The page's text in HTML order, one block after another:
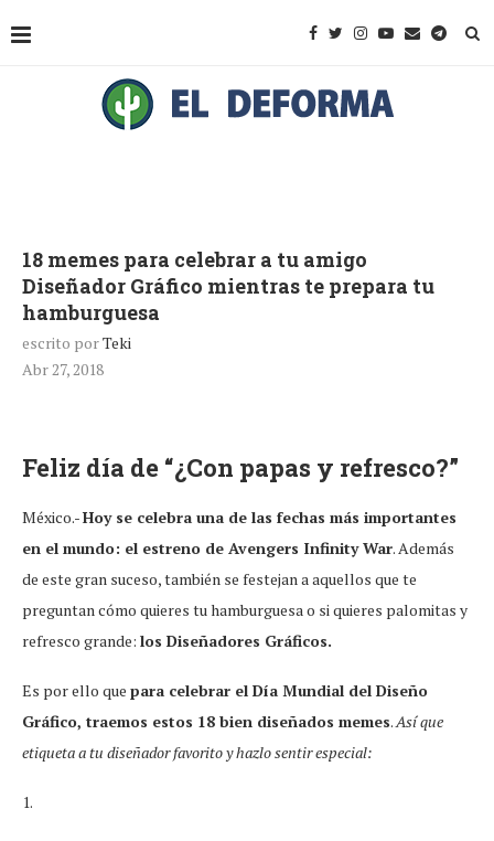
18 memes para celebrar a tu amigo
Diseñador Gráfico mientras te prepara tu
hamburguesa
escrito porTeki
Abr 27, 2018
Feliz día de “¿Con papas y refresco?”
México.-Hoy se celebra una de las fechas más importantes
en el mundo: el estreno de Avengers Infinity War. Además
de este gran suceso, también se festejan a aquellos que te
preguntan cómo quieres tu hamburguesa o si quieres palomitas y
refresco grande: los Diseñadores Gráficos.
Es por ello que para celebrar el Día Mundial del Diseño
Gráfico, traemos estos 18 bien diseñados memes.Así que
etiqueta a tu diseñador favorito y hazlo sentir especial:
1.